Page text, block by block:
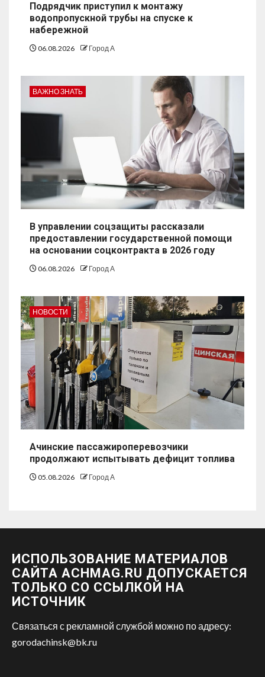
Подрядчик приступил к монтажу
водопропускной трубы на спуске к
набережной
06.08.2026 Город А
ВАЖНО ЗНАТЬ
В управлении соцзащиты рассказали
предоставлении государственной помощи
на основании соцконтракта в 2026 году
06.08.2026 Город А
НОВОСТИ
Ачинские пассажироперевозчики
продолжают испытывать дефицит топлива
05.08.2026 Город А
ИСПОЛЬЗОВАНИЕ МАТЕРИАЛОВ
САЙТА ACHMAG.RU ДОПУСКАЕТСЯ
ТОЛЬКО СО ССЫЛКОЙ НА
ИСТОЧНИК
Связаться с рекламной службой можно по адресу:
gorodachinsk@bk.ru